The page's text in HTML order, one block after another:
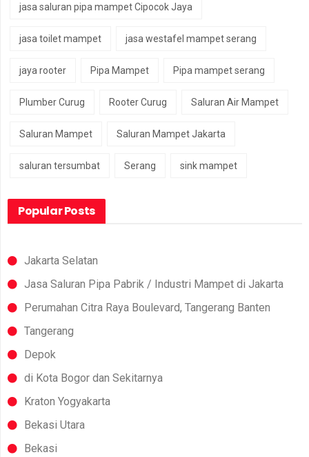
jasa saluran pipa mampet Cipocok Jaya
jasa toilet mampet jasa westafel mampet serang
jaya rooter Pipa Mampet Pipa mampet serang
Plumber Curug Rooter Curug Saluran Air Mampet
Saluran Mampet Saluran Mampet Jakarta
saluran tersumbat Serang sink mampet
Popular Posts
Jakarta Selatan
Jasa Saluran Pipa Pabrik / Industri Mampet di Jakarta
Perumahan Citra Raya Boulevard, Tangerang Banten
Tangerang
Depok
di Kota Bogor dan Sekitarnya
Kraton Yogyakarta
Bekasi Utara
Bekasi